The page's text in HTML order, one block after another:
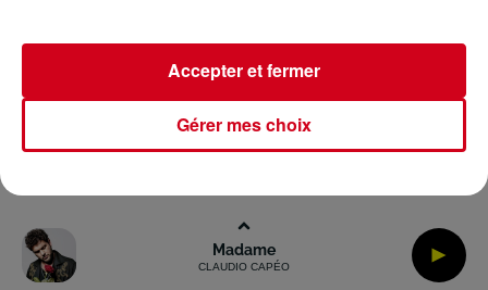
Madame
CLAUDIO CAPÉO
Gérer mes choix
Accepter et fermer